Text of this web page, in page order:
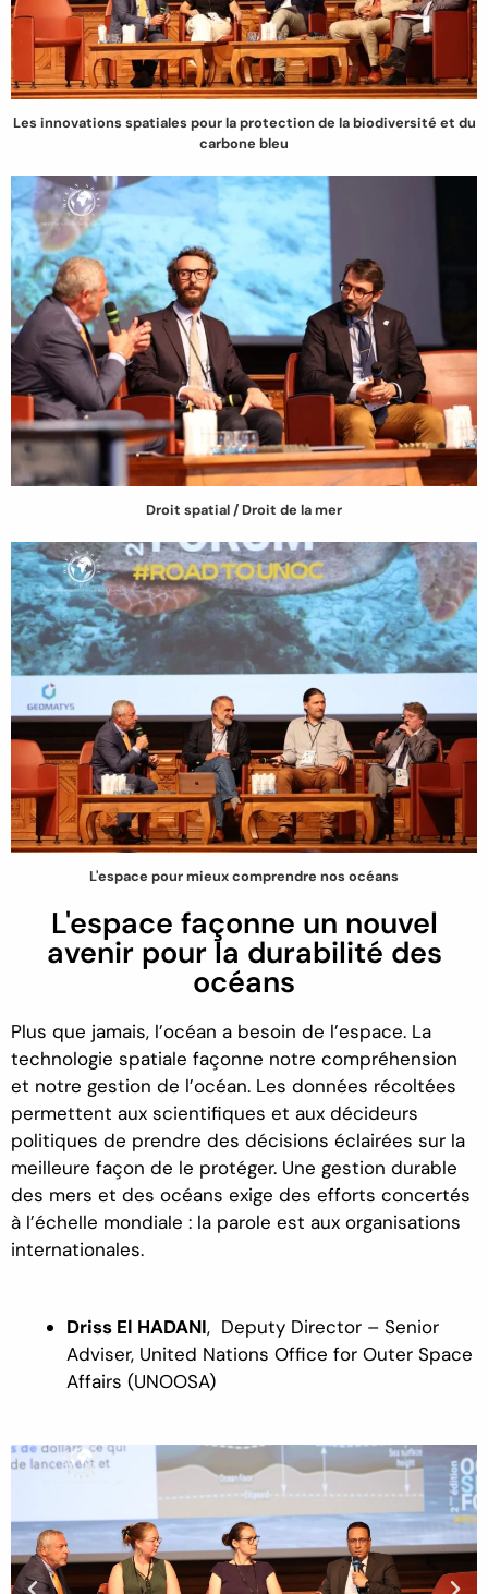
Les innovations spatiales pour la protection de la biodiversité et du
carbone bleu
Droit spatial / Droit de la mer
L'espace pour mieux comprendre nos océans
L'espace façonne un nouvel
avenir pour la durabilité des
océans
Plus que jamais, l’océan a besoin de l’espace. La
technologie spatiale façonne notre compréhension
et notre gestion de l’océan. Les données récoltées
permettent aux scientifiques et aux décideurs
politiques de prendre des décisions éclairées sur la
meilleure façon de le protéger. Une gestion durable
des mers et des océans exige des efforts concertés
à l’échelle mondiale : la parole est aux organisations
internationales.
Driss El HADANI, Deputy Director – Senior
Adviser, United Nations Office for Outer Space
Affairs (UNOOSA)